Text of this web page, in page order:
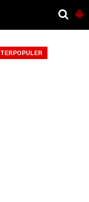
TERPOPULER